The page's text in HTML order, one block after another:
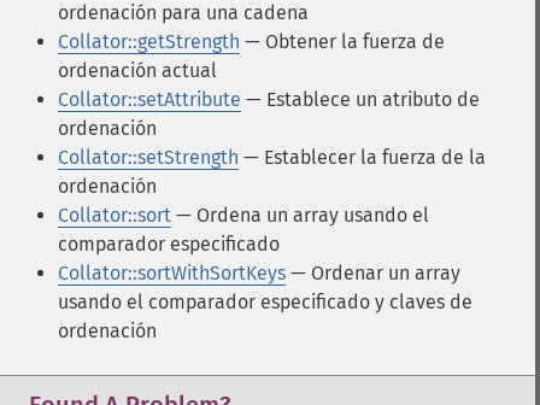
ordenación para una cadena
Collator::getStrength — Obtener la fuerza de
ordenación actual
Collator::setAttribute — Establece un atributo de
ordenación
Collator::setStrength — Establecer la fuerza de la
ordenación
Collator::sort — Ordena un array usando el
comparador especificado
Collator::sortWithSortKeys — Ordenar un array
usando el comparador especificado y claves de
ordenación